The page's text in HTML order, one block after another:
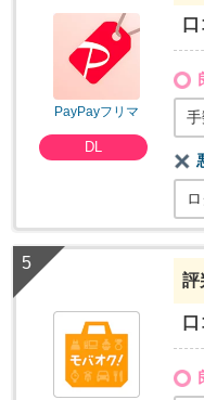
PayPayフリマ
DL
評